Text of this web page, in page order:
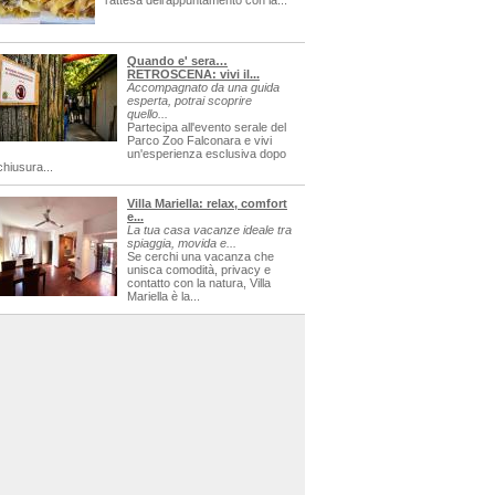
Quando e' sera…
RETROSCENA: vivi il...
Accompagnato da una guida
esperta, potrai scoprire
quello...
Partecipa all'evento serale del
Parco Zoo Falconara e vivi
un'esperienza esclusiva dopo
Villa Mariella: relax, comfort
e...
La tua casa vacanze ideale tra
spiaggia, movida e...
Se cerchi una vacanza che
unisca comodità, privacy e
contatto con la natura, Villa
Mariella è la...